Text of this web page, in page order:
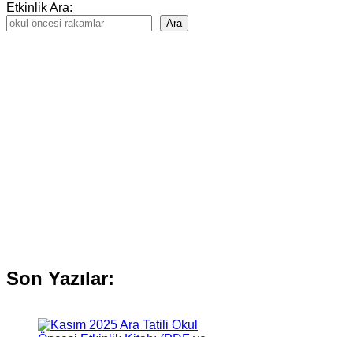
Etkinlik Ara:
Ara
Son Yazılar: